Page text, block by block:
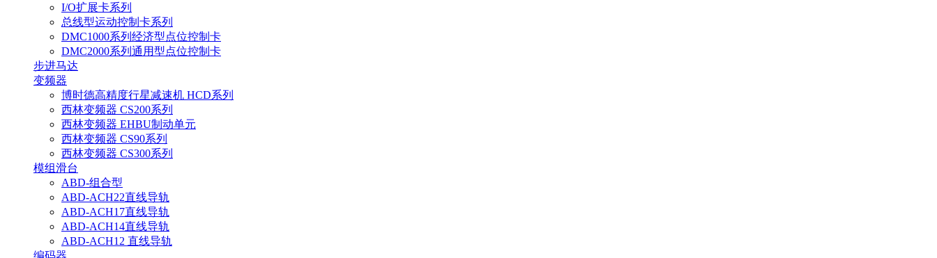
I/O扩展卡系列
总线型运动控制卡系列
DMC1000系列经济型点位控制卡
DMC2000系列通用型点位控制卡
步进马达
变频器
博时德高精度行星减速机 HCD系列
西林变频器 CS200系列
西林变频器 EHBU制动单元
西林变频器 CS90系列
西林变频器 CS300系列
模组滑台
ABD-组合型
ABD-ACH22直线导轨
ABD-ACH17直线导轨
ABD-ACH14直线导轨
ABD-ACH12 直线导轨
编码器